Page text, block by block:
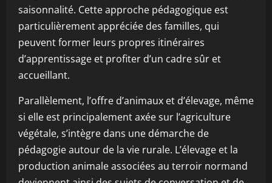
saisonnalité. Cette approche pédagogique est
particulièrement appréciée des familles, qui
peuvent former leurs propres itinéraires
d’apprentissage et profiter d’un cadre sûr et
accueillant.
Parallèlement, l’offre d’animaux et d’élevage, même
si elle est principalement axée sur l’agriculture
végétale, s’intègre dans une démarche de
pédagogie autour de la vie rurale. L’élevage et la
production animale associées au terroir normand